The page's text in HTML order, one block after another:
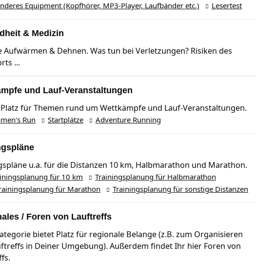
Equipment (Kopfhörer, MP3-Player, Laufbänder etc.)
Lesertest
& Medizin
Aufwärmen & Dehnen. Was tun bei Verletzungen? Risiken des
...
und Lauf-Veranstaltungen
für Themen rund um Wettkämpfe und Lauf-Veranstaltungen.
Run Startplätze Adventure Running
u.a. für die Distanzen 10 km, Halbmarathon und Marathon.
für 10 km
Trainingsplanung für Halbmarathon
für Marathon
Trainingsplanung für sonstige Distanzen
/ Foren von Lauftreffs
bietet Platz für regionale Belange (z.B. zum Organisieren
in Deiner Umgebung). Außerdem findet Ihr hier Foren von